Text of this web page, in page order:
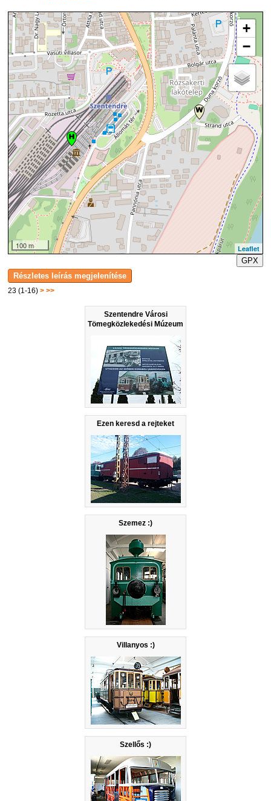
23 (1-16)> >>
Szentendre Városi
Tömegközlekedési Múzeum
Ezen keresd a rejteket
Szemez :)
Villanyos :)
Szellős :)
+
−
100 m
Leaflet
GPX